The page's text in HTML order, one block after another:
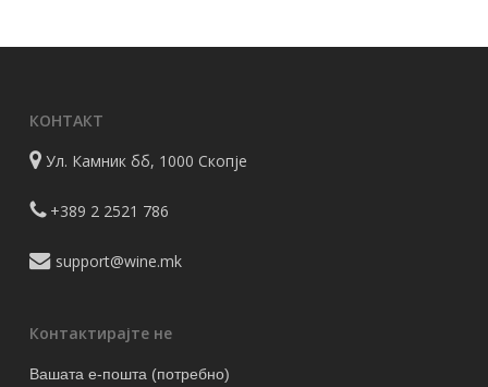
КОНТАКТ
Ул. Камник бб, 1000 Скопје
+389 2 2521 786
support@wine.mk
Контактирајте не
Вашата е-пошта (потребно)